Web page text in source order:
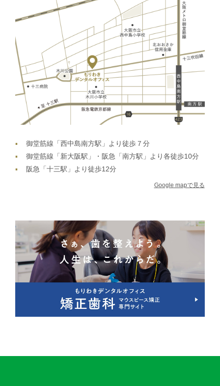
御堂筋線「西中島南方駅」より徒歩７分
御堂筋線「新大阪駅」・阪急「南方駅」より各徒歩10分
阪急「十三駅」より徒歩12分
Google mapで見る